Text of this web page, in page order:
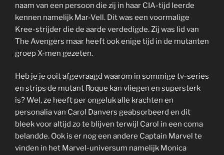
naam van een persoon die zij in haar CIA-tijd leerde
kennen namelijk Mar-Vell. Dit was een voormalige
Kree-strijder die de aarde verdedigde. Zij was lid van
The Avengers maar heeft ook enige tijd in de mutanten
groep X-men gezeten.
Heb je je ooit afgevraagd waarom in sommige tv-series
en strips de mutant Roque kan vliegen en supersterk
is? Wel, ze heeft per ongeluk alle krachten en
personalia van Carol Danvers geabsorbeerd en dit
bleek voor altijd zo te blijven terwijl Carol in een coma
belandde. Ook is er nog een andere Captain Marvel te
vinden in het Marvel-universum namelijk Monica